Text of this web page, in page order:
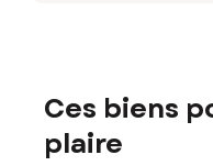
Ces biens
plaire